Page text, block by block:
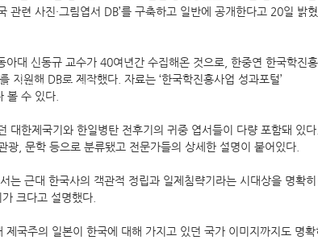
관련 사진·그림엽서 DB’를 구축하고 일반에 공개한다고 20일 밝혔
아대 신동규 교수가 40여년간 수집해온 것으로, 한중연 한국학진
지원해 DB로 제작했다. 자료는 ‘한국학진흥사업 성과포털’
수 있다.
대한제국기와 한일병탄 전후기의 귀중 엽서들이 다량 포함돼 있다.
, 문학 등으로 분류됐고 전문가들의 상세한 설명이 붙어있다.
는 근대 한국사의 객관적 정립과 일제침략기라는 시대상을 명확
크다고 설명했다.
국주의 일본이 한국에 대해 가지고 있던 국가 이미지까지도 명확
2가)
8593(1실), 8594(2실)